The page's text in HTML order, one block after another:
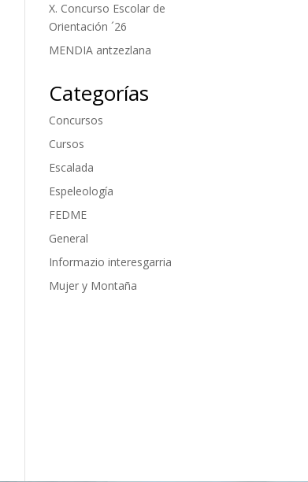
X. Concurso Escolar de
Orientación ´26
MENDIA antzezlana
Categorías
Concursos
Cursos
Escalada
Espeleología
FEDME
General
Informazio interesgarria
Mujer y Montaña